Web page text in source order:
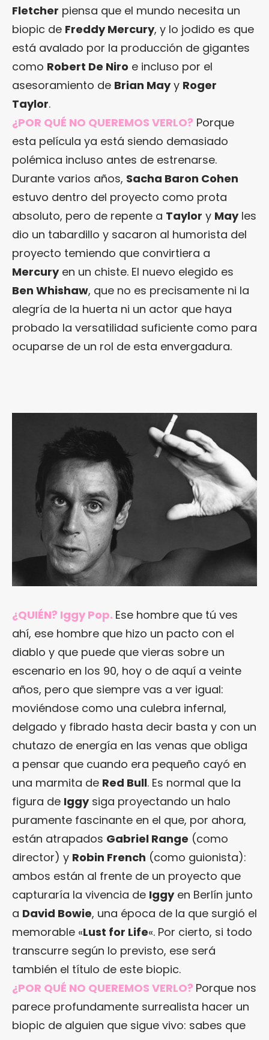
Fletcher piensa que el mundo necesita un
biopic de Freddy Mercury, y lo jodido es que
está avalado por la producción de gigantes
como Robert De Niro e incluso por el
asesoramiento de Brian Mayy Roger
Taylor.
¿POR QUÉ NO QUEREMOS VERLO? Porque
esta película ya está siendo demasiado
polémica incluso antes de estrenarse.
Durante varios años, Sacha Baron Cohen
estuvo dentro del proyecto como prota
absoluto, pero de repente a Taylor y Mayles
dio un tabardillo y sacaron al humorista del
proyecto temiendo que convirtiera a
Mercuryen un chiste. El nuevo elegido es
Ben Whishaw, que no es precisamente ni la
alegría de la huerta ni un actor que haya
probado la versatilidad suficiente como para
ocuparse de un rol de esta envergadura.
¿QUIÉN? Iggy Pop. Ese hombre que tú ves
ahí, ese hombre que hizo un pacto con el
diablo y que puede que vieras sobre un
escenario en los 90, hoy o de aquí a veinte
años, pero que siempre vas a ver igual:
moviéndose como una culebra infernal,
delgado y fibrado hasta decir basta y con un
chutazo de energía en las venas que obliga
a pensar que cuando era pequeño cayó en
una marmita de Red Bull. Es normal que la
figura de Iggysiga proyectando un halo
puramente fascinante en el que, por ahora,
están atrapados Gabriel Range (como
director) y Robin French (como guionista):
ambos están al frente de un proyecto que
capturaría la vivencia de Iggyen Berlín junto
a David Bowie, una época de la que surgió el
memorable «Lust for Life«. Por cierto, si todo
transcurre según lo previsto, ese será
también el título de este biopic.
¿POR QUÉ NO QUEREMOS VERLO? Porque nos
parece profundamente surrealista hacer un
biopic de alguien que sigue vivo: sabes que